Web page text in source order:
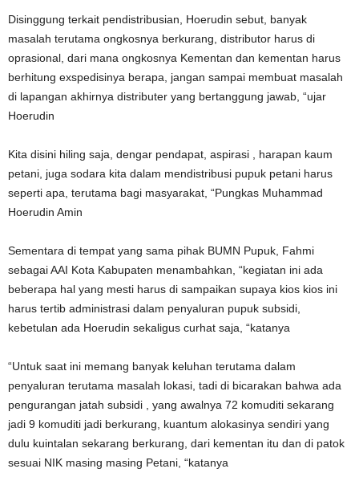
Disinggung terkait pendistribusian, Hoerudin sebut, banyak
masalah terutama ongkosnya berkurang, distributor harus di
oprasional, dari mana ongkosnya Kementan dan kementan harus
berhitung exspedisinya berapa, jangan sampai membuat masalah
di lapangan akhirnya distributer yang bertanggung jawab, “ujar
Hoerudin
Kita disini hiling saja, dengar pendapat, aspirasi , harapan kaum
petani, juga sodara kita dalam mendistribusi pupuk petani harus
seperti apa, terutama bagi masyarakat, “Pungkas Muhammad
Hoerudin Amin
Sementara di tempat yang sama pihak BUMN Pupuk, Fahmi
sebagai AAI Kota Kabupaten menambahkan, “kegiatan ini ada
beberapa hal yang mesti harus di sampaikan supaya kios kios ini
harus tertib administrasi dalam penyaluran pupuk subsidi,
kebetulan ada Hoerudin sekaligus curhat saja, “katanya
“Untuk saat ini memang banyak keluhan terutama dalam
penyaluran terutama masalah lokasi, tadi di bicarakan bahwa ada
pengurangan jatah subsidi , yang awalnya 72 komuditi sekarang
jadi 9 komuditi jadi berkurang, kuantum alokasinya sendiri yang
dulu kuintalan sekarang berkurang, dari kementan itu dan di patok
sesuai NIK masing masing Petani, “katanya